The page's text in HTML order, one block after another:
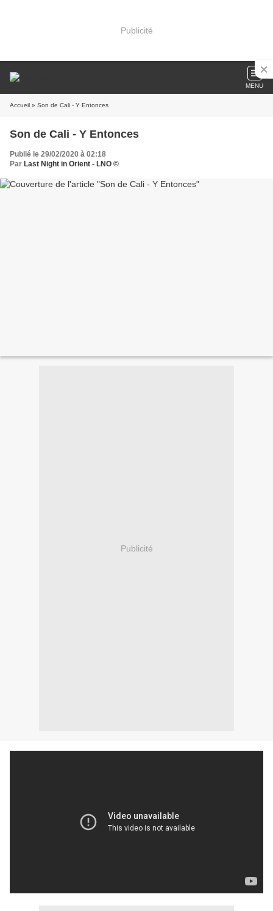
Publicité
MENU
Accueil » Son de Cali - Y Entonces
Son de Cali - Y Entonces
Publié le 29/02/2020 à 02:18
Par Last Night in Orient - LNO ©
Publicité